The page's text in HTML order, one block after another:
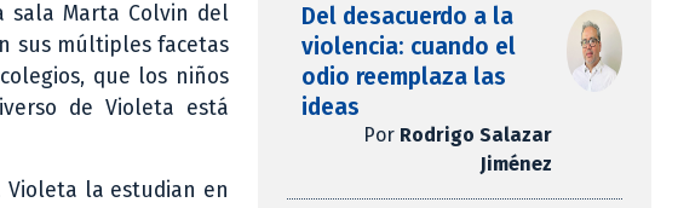
sala Marta Colvin del
sus múltiples facetas
que los niños
de Violeta está
Violeta la estudian en
Del desacuerdo a la
violencia: cuando el
odio reemplaza las
ideas
Por Rodrigo Salazar
Jiménez